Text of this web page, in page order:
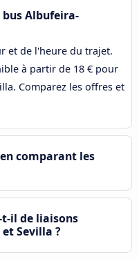
bus Albufeira-
et de l'heure du trajet.
à partir de 18 € pour
Comparez les offres et
comparant les
t-il de liaisons
Sevilla ?